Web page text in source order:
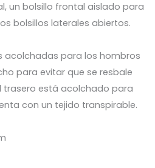
un bolsillo frontal aislado para
bolsillos laterales abiertos.
acolchadas para los hombros
para evitar que se resbale
trasero está acolchado para
con un tejido transpirable.